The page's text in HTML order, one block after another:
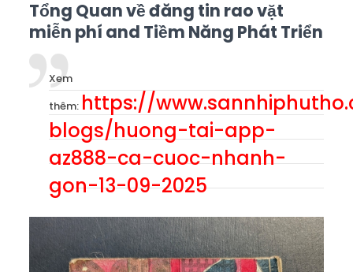
Tổng Quan về đăng tin rao vặt
miễn phí and Tiềm Năng Phát Triển
Xem
thêm: https://
blogs/huong-tai-app-
az888-ca-cuoc-nhanh-
gon-13-09-2025